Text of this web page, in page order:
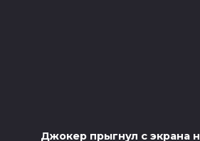
Джокер прыгнул с экрана